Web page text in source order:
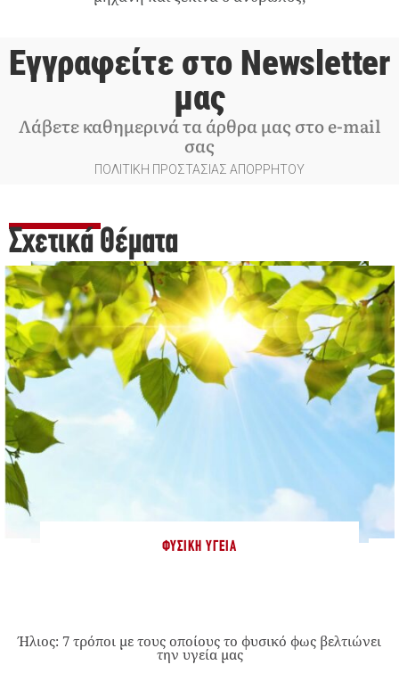
Εγγραφείτε στο Newsletter
μας
Λάβετε καθημερινά τα άρθρα μας στο e-mail
σας
ΠΟΛΙΤΙΚΗ ΠΡΟΣΤΑΣΙΑΣ ΑΠΟΡΡΗΤΟΥ
Σχετικά Θέματα
ΦΥΣΙΚΉ ΥΓΕΊΑ
Ήλιος: 7 τρόποι με τους οποίους το φυσικό φως βελτιώνει
την υγεία μας